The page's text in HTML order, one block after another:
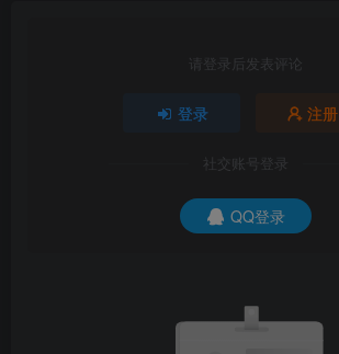
请登录后发表评论
登录 注册
社交账号登录
QQ登录